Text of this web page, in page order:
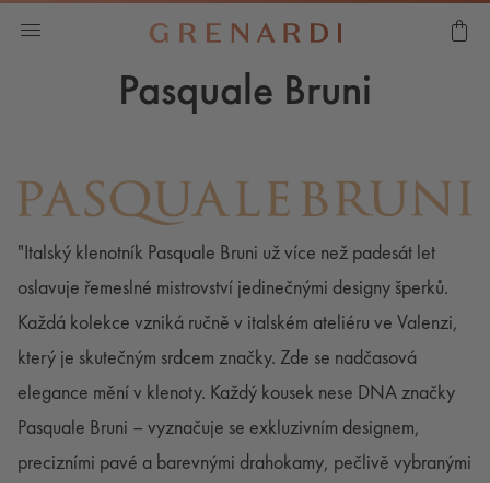
Pasquale Bruni
"Italský klenotník Pasquale Bruni už více než padesát let
oslavuje řemeslné mistrovství jedinečnými designy šperků.
Každá kolekce vzniká ručně v italském ateliéru ve Valenzi,
který je skutečným srdcem značky. Zde se nadčasová
elegance mění v klenoty. Každý kousek nese DNA značky
Pasquale Bruni – vyznačuje se exkluzivním designem,
precizními pavé a barevnými drahokamy, pečlivě vybranými